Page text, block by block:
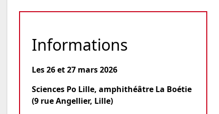
Informations
Les 26 et 27 mars 2026
Sciences Po Lille, amphithéâtre La Boétie
(9 rue Angellier, Lille)